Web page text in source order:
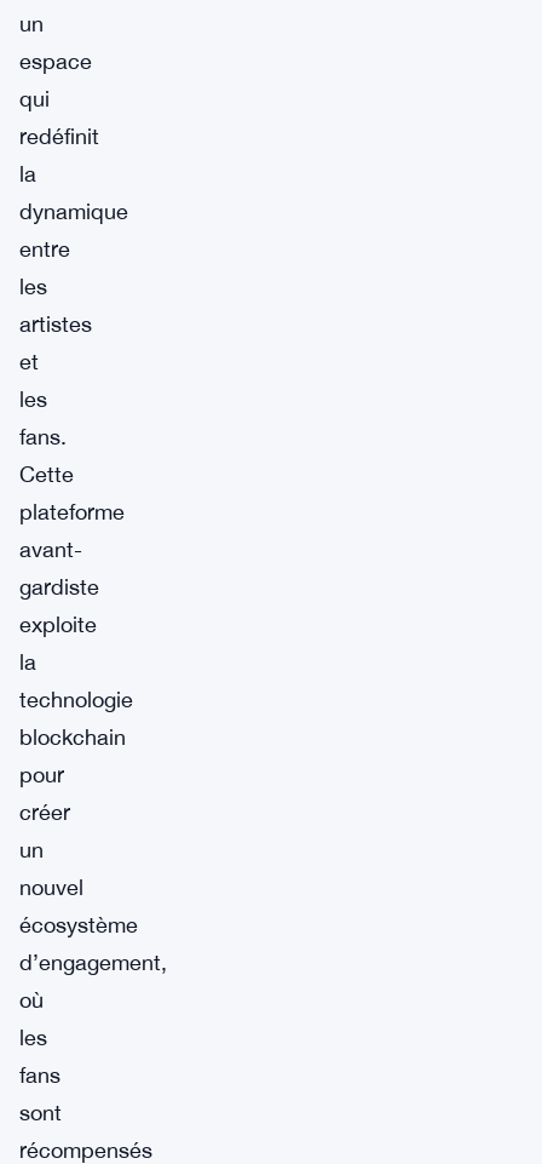
un
espace
qui
redéfinit
la
dynamique
entre
les
artistes
et
les
fans.
Cette
plateforme
avant-
gardiste
exploite
la
technologie
blockchain
pour
créer
un
nouvel
écosystème
d’engagement,
où
les
fans
sont
récompensés